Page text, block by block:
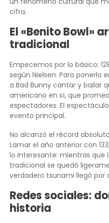
cifra.
El «Benito Bowl»
tradicional
Empecemos por lo básico:
según Nielsen. Para ponerlo
a Bad Bunny cantar y bailar
americano en sí, que
espectadores. El
evento principal.
No alcanzó el récord
Lamar el año anterior con
lo interesante: mientras que
tradicional se quedó
verdadero tsunami llegó por
Redes sociales:
historia